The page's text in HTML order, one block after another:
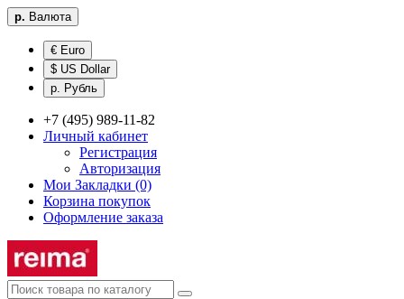
р. Валюта
€ Euro
$ US Dollar
р. Рубль
+7 (495) 989-11-82
Личный кабинет
Регистрация
Авторизация
Мои Закладки (0)
Корзина покупок
Оформление заказа